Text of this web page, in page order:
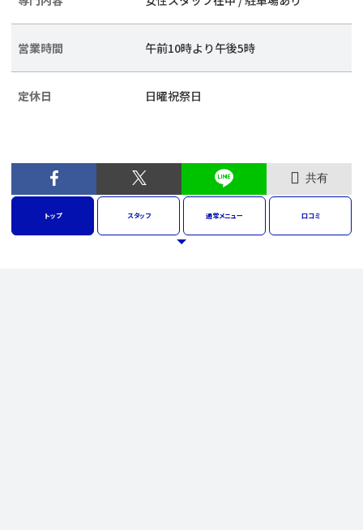
営業時間 午前10時より午後5時
定休日 日曜祝祭日
共有
トップ スタッフ 通常メニュー 口コミ